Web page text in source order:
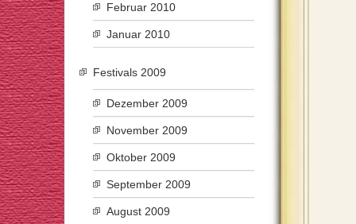
Februar 2010
Januar 2010
Festivals 2009
Dezember 2009
November 2009
Oktober 2009
September 2009
August 2009